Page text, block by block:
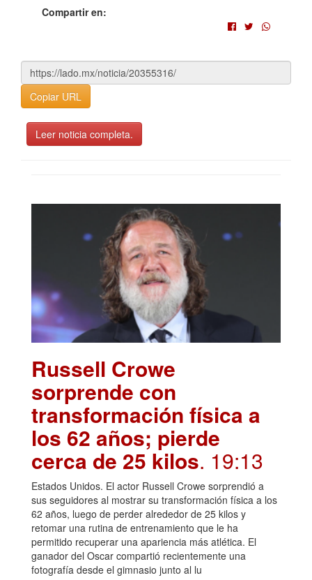
Compartir en:
Copiar URL
Leer noticia completa.
Russell Crowe
sorprende con
transformación física a
los 62 años; pierde
cerca de 25 kilos. 19:13
Estados Unidos. El actor Russell Crowe sorprendió a
sus seguidores al mostrar su transformación física a los
62 años, luego de perder alrededor de 25 kilos y
retomar una rutina de entrenamiento que le ha
permitido recuperar una apariencia más atlética. El
ganador del Oscar compartió recientemente una
fotografía desde el gimnasio junto al lu